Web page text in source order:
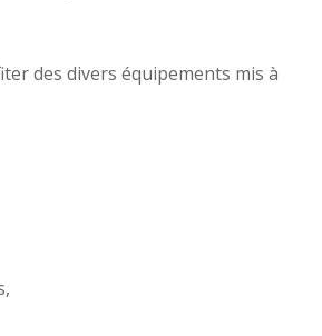
des divers équipements mis à